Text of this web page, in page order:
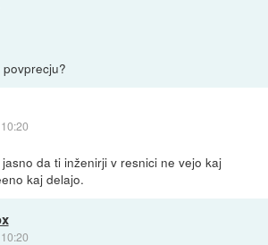
da ti inženirji v resnici ne vejo kaj
kaj delajo.